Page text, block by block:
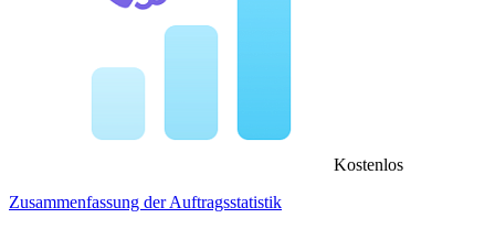
Kostenlos
Zusammenfassung der Auftragsstatistik